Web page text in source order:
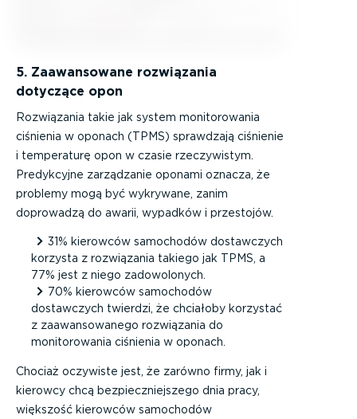
5. Zaawansowane rozwiązania
dotyczące opon
Rozwiązania takie jak system monitorowania
ciśnienia w oponach (TPMS) sprawdzają ciśnienie
i temperaturę opon w czasie rzeczywistym.
Predykcyjne zarządzanie oponami oznacza, że
problemy mogą być wykrywane, zanim
doprowadzą do awarii, wypadków i przestojów.
31% kierowców samochodów dostawczych
korzysta z rozwiązania takiego jak TPMS, a
77% jest z niego zadowolonych.
70% kierowców samochodów
dostawczych twierdzi, że chciałoby korzystać
z zaawansowanego rozwiązania do
monitorowania ciśnienia w oponach.
Chociaż oczywiste jest, że zarówno firmy, jak i
kierowcy chcą bezpieczniejszego dnia pracy,
większość kierowców samochodów